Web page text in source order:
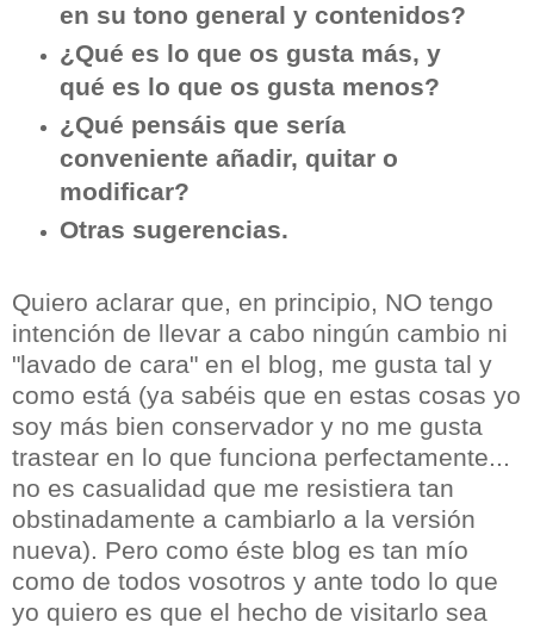
en su tono general y contenidos?
¿Qué es lo que os gusta más, y
qué es lo que os gusta menos?
¿Qué pensáis que sería
conveniente añadir, quitar o
modificar?
Otras sugerencias.
Quiero aclarar que, en principio, NO tengo
intención de llevar a cabo ningún cambio ni
"lavado de cara" en el blog, me gusta tal y
como está (ya sabéis que en estas cosas yo
soy más bien conservador y no me gusta
trastear en lo que funciona perfectamente...
no es casualidad que me resistiera tan
obstinadamente a cambiarlo a la versión
nueva). Pero como éste blog es tan mío
como de todos vosotros y ante todo lo que
yo quiero es que el hecho de visitarlo sea